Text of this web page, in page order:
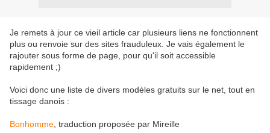
Je remets à jour ce vieil article car plusieurs liens ne fonctionnent
plus ou renvoie sur des sites frauduleux. Je vais également le
rajouter sous forme de page, pour qu'il soit accessible
rapidement ;)
Voici donc une liste de divers modèles gratuits sur le net, tout en
tissage danois :
Bonhomme , traduction proposée par Mireille